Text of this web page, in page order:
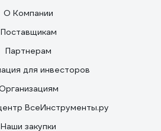
О Компании
Поставщикам
Партнерам
для инвесторов
ВсеИнструменты.ру
Наши закупки